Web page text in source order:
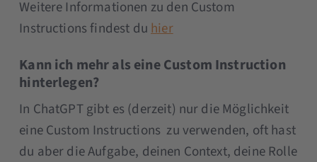
Weitere Informationen zu den Custom
Instructions findest duhier
Kann ich mehr als eine Custom Instruction
hinterlegen?
In ChatGPT gibt es (derzeit) nur die Möglichkeit
eine Custom Instructions zu verwenden, oft hast
du aber die Aufgabe, deinen Context, deine Rolle